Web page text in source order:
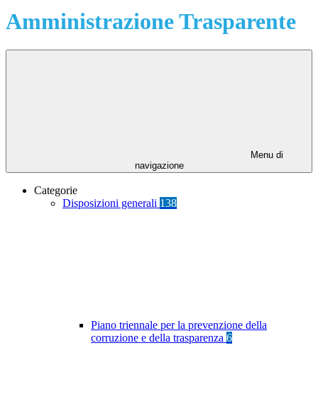
Amministrazione Trasparente
Menu di
navigazione
Categorie
Disposizioni generali 138
Piano triennale per la prevenzione della
corruzione e della trasparenza 6